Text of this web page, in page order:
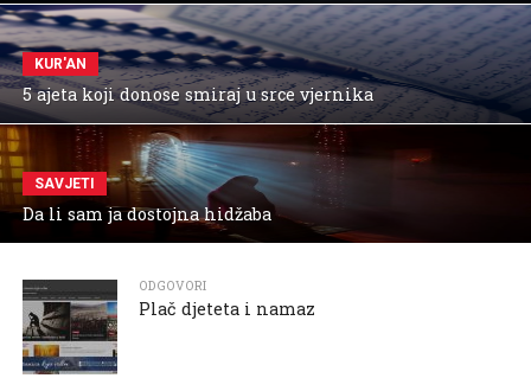
KUR'AN
5 ajeta koji donose smiraj u srce vjernika
SAVJETI
Da li sam ja dostojna hidžaba
ODGOVORI
Plač djeteta i namaz